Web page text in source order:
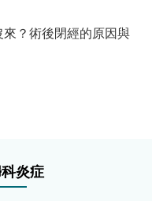
？術後閉經的原因與
炎症